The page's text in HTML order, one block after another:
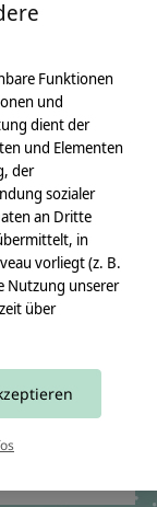
Funktionen
und
dient der
und Elementen
der
sozialer
an Dritte
in
vorliegt (z. B.
Nutzung unserer
über